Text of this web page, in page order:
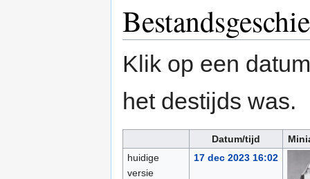
Klik op een
het destijds was.
Datum/tijd
huidige
versie
17 dec 2023 16:02